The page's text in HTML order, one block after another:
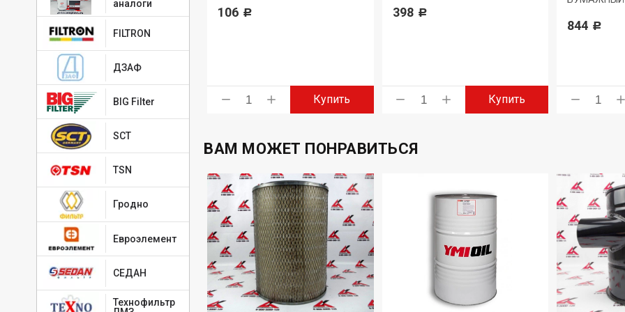
аналоги
FILTRON
ДЗАФ
BIG Filter
SCT
TSN
Гродно
Евроэлемент
СЕДАН
Технофильтр
566 Р
Купить
106 Р
Купить
398 Р
Купить
844 Р
ВАМ МОЖЕТ ПОНРАВИТЬСЯ